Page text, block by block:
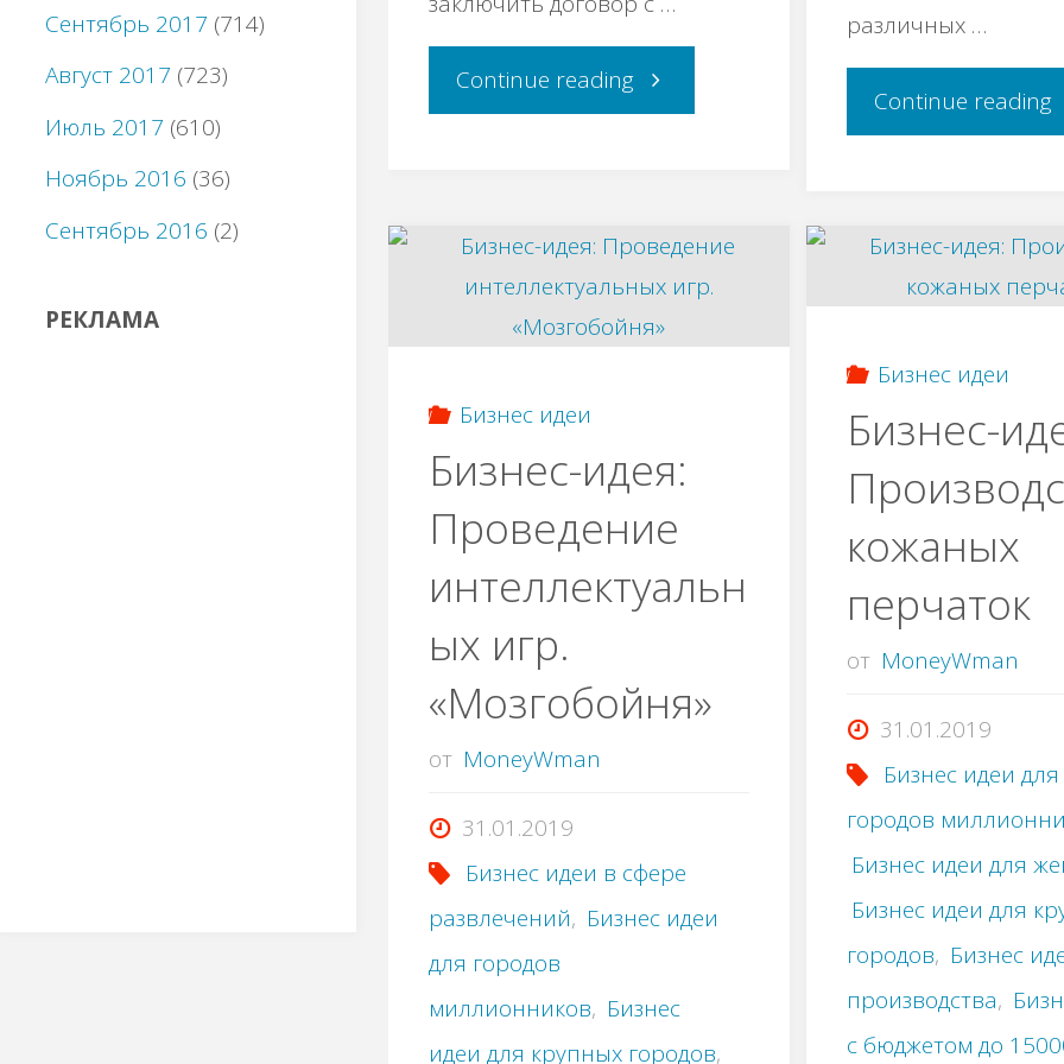
Continue reading"Бизнес-
реклама"
различных …
Continue reading
Бизнес идеи
Бизнес-идея:
Проведение
интеллектуальн
ых игр.
«Мозгобойня»
от MoneyWman
31.01.2019
Бизнес идеи в сфере
развлечений, Бизнес идеи
для городов
миллионников, Бизнес
идеи для крупных городов,
Бизнес идеи
Бизнес-
кожаных
перчаток
от MoneyWman
31.01.2019
Бизнес идеи для
городов
Бизнес идеи для
Бизнес идеи для
городов, Бизнес
производства,
с бюджетом до
Сентябрь 2017 (714)
Август 2017 (723)
Июль 2017 (610)
Ноябрь 2016 (36)
Сентябрь 2016 (2)
РЕКЛАМА